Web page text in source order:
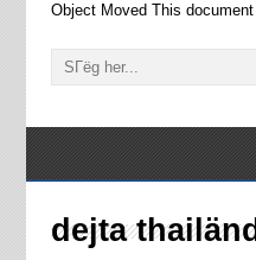
Object Moved This
dejta